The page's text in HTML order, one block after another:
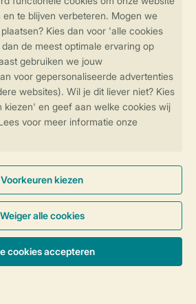
een terrasje of samen koken.
van Renesse, waag je aan een
of verzamel de hele groep in
voor een avond
Parc Aquadelta ligt direct aan
waar je kunt zeilen, suppen,
Mag het weekend nét wat luxer?
biedt exclusieve
aanlegsteiger, ideaal voor
met de hele vriendengroep. Bekijk
bij Landalof kies
die groot genoeg is